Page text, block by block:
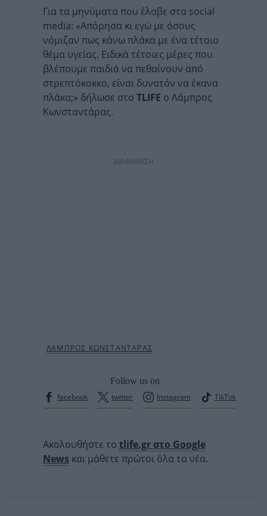
Για τα μηνύματα που έλαβε στα social
media: «Απόρησα κι εγώ με όσους
νόμιζαν πως κάνω πλάκα με ένα τέτοιο
θέμα υγείας. Ειδικά τέτοιες μέρες που
βλέπουμε παιδιά να πεθαίνουν από
στρεπτόκοκκο, είναι δυνατόν να έκανα
πλάκα;» δήλωσε στο TLIFE ο Λάμπρος
Κωνσταντάρας.
ΔΙΑΦΗΜΙΣΗ
Follow us on
facebook
twitter Instagram TikTok
Ακολουθήστε το tlife.gr στο Google
News και μάθετε πρώτοι όλα τα νέα.